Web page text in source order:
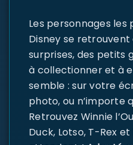
Les personnages les
Disney se
surprises, des petits
à collectionner et à
semble : sur votre
photo, ou n’importe
Retrouvez Winnie
Duck, Lotso, T-Rex